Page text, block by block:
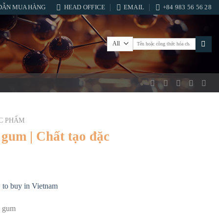
MUA HÀNG HEAD OFFICE EMAIL +84 983 56 56 28
Tìm
kiếm:
PHẨM
| Chất tạo đặc
buy in Vietnam
gum